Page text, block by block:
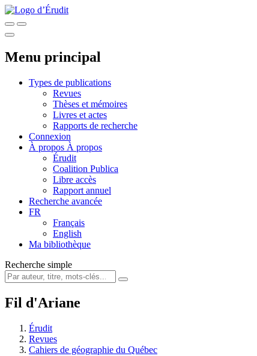
Menu principal
Types de publications
Revues
Thèses et mémoires
Livres et actes
Rapports de recherche
Connexion
À propos À propos
Érudit
Coalition Publica
Libre accès
Rapport annuel
Recherche avancée
FR
Français
English
Ma bibliothèque
Recherche simple
Fil d'Ariane
Érudit
Revues
Cahiers de géographie du Québec